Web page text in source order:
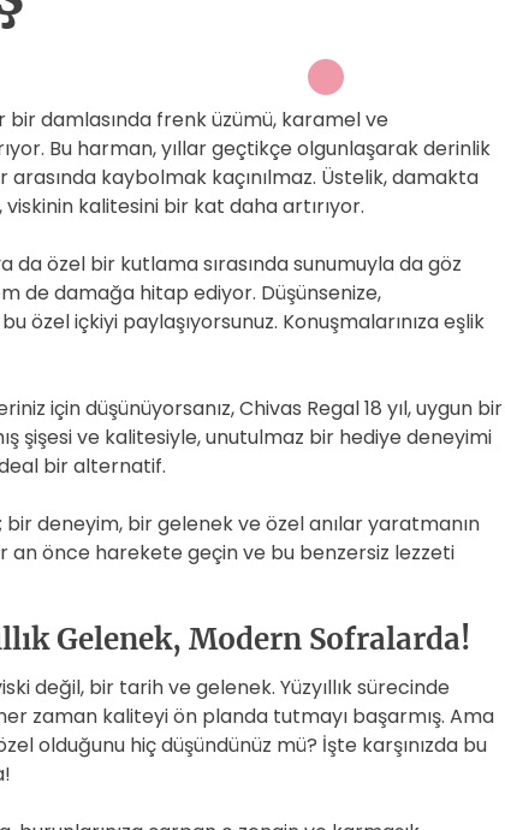
bir damlasında frenk üzümü, karamel ve
Bu harman, yıllar geçtikçe olgunlaşarak derinlik
arasında kaybolmak kaçınılmaz. Üstelik, damakta
kalitesini bir kat daha artırıyor.
da özel bir kutlama sırasında sunumuyla da göz
de damağa hitap ediyor. Düşünsenize,
özel içkiyi paylaşıyorsunuz. Konuşmalarınıza eşlik
için düşünüyorsanız, Chivas Regal 18 yıl, uygun bir
şişesi ve kalitesiyle, unutulmaz bir hediye deneyimi
bir alternatif.
bir deneyim, bir gelenek ve özel anılar yaratmanın
an önce harekete geçin ve bu benzersiz lezzeti
Gelenek, Modern Sofralarda!
değil, bir tarih ve gelenek. Yüzyıllık sürecinde
zaman kaliteyi ön planda tutmayı başarmış. Ama
olduğunu hiç düşündünüz mü? İşte karşınızda bu